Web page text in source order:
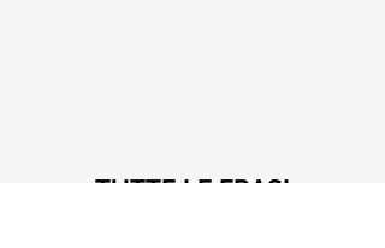
TUTTE LE FRASI